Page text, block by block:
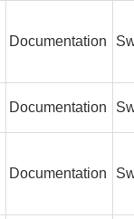
Documentation
Documentation
Documentation